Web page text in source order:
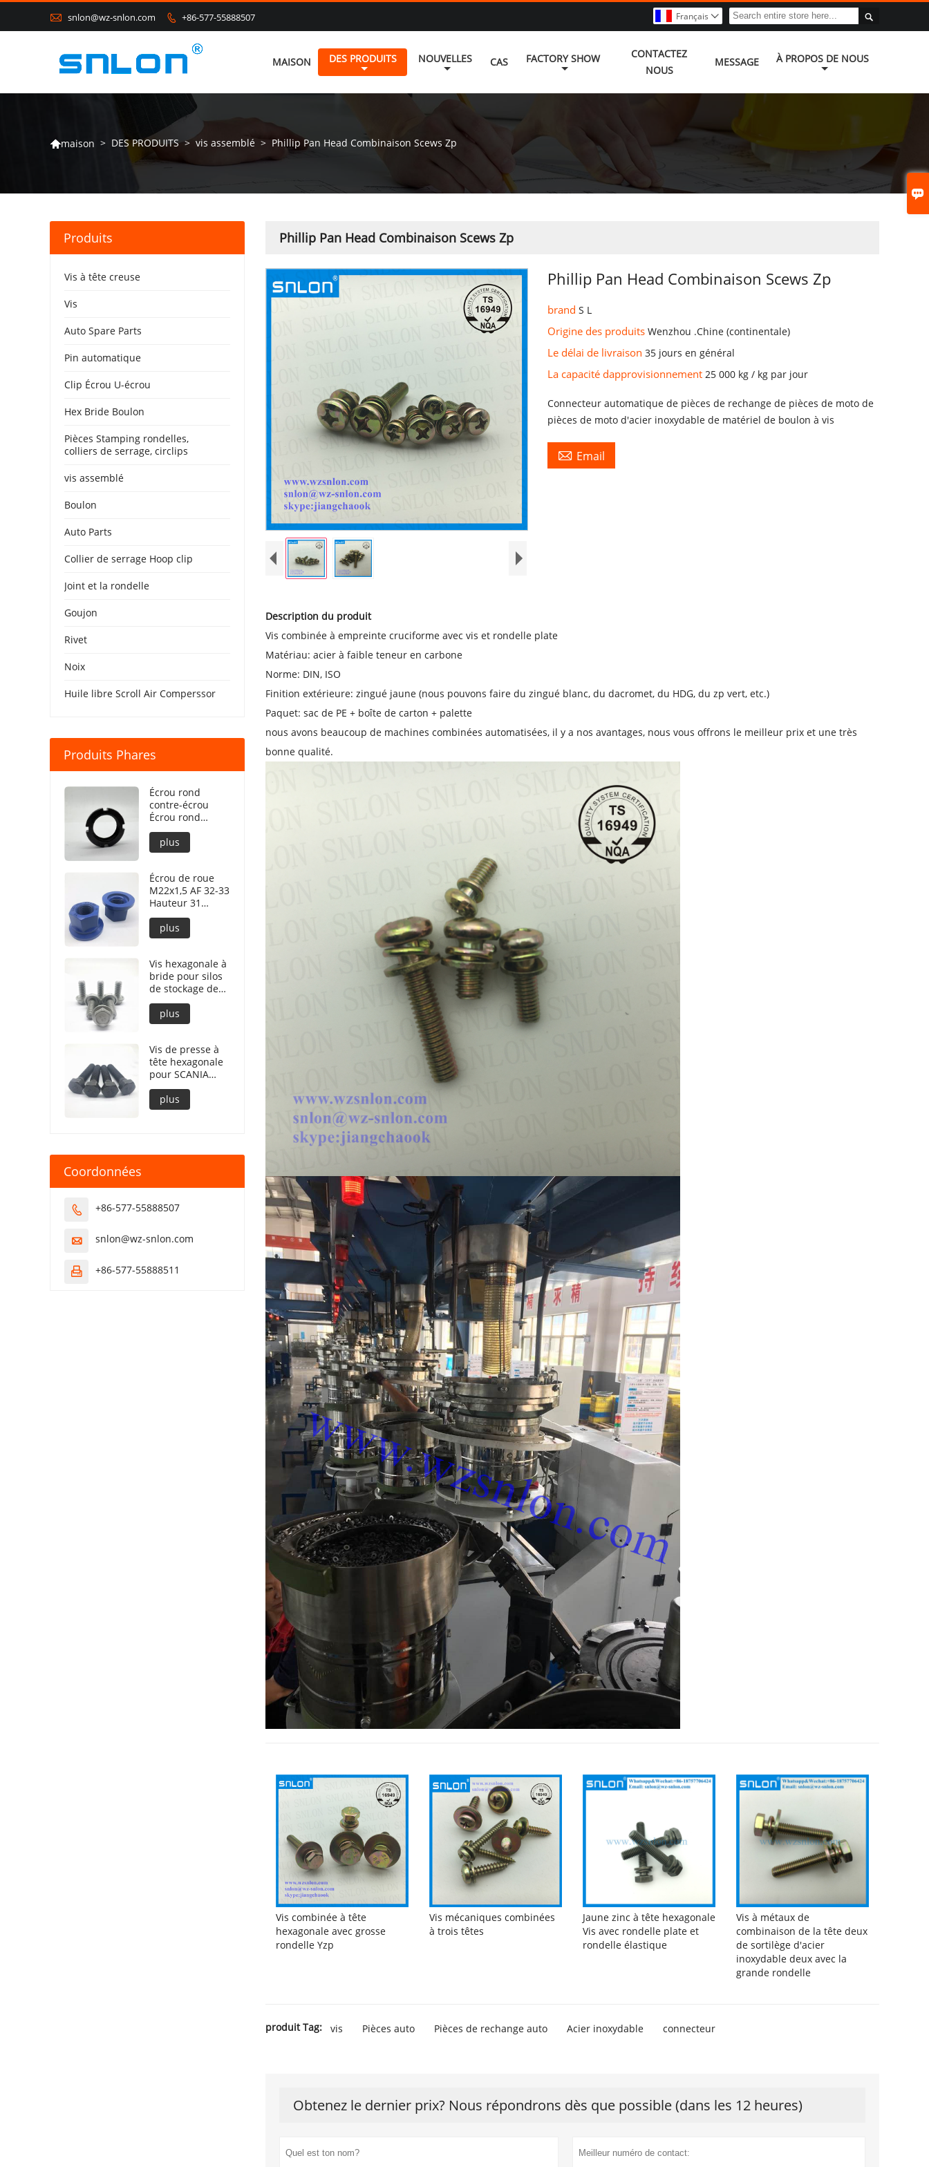

 snlon@wz-snlon.com  +86-577-55888507 
Français 
MAISON DES PRODUITS NOUVELLES CAS FACTORY SHOW
CONTACTEZ
NOUS
MESSAGE À PROPOS DE NOUS
maison > DES PRODUITS > vis assemblé > Phillip Pan Head Combinaison Scews Zp
Phillip Pan Head Combinaison Scews Zp
Phillip Pan Head Combinaison Scews Zp
brandS L
Origine des produitsWenzhou .Chine (continentale)
Le délai de livraison35 jours en général
La capacité dapprovisionnement 25 000 kg / kg par jour
Connecteur automatique de pièces de rechange de pièces de moto de
pièces de moto d'acier inoxydable de matériel de boulon à vis
 Email
Description du produit
Vis combinée à empreinte cruciforme avec vis et rondelle plate
Matériau: acier à faible teneur en carbone
Norme: DIN, ISO
Finition extérieure: zingué jaune (nous pouvons faire du zingué blanc, du dacromet, du HDG, du zp vert, etc.)
Paquet: sac de PE + boîte de carton + palette
nous avons beaucoup de machines combinées automatisées, il y a nos avantages, nous vous offrons le meilleur prix et une très
bonne qualité.
Vis combinée à tête
hexagonale avec grosse
rondelle Yzp
Vis mécaniques combinées
à trois têtes
Jaune zinc à tête hexagonale
Vis avec rondelle plate et
rondelle élastique
Vis à métaux de
combinaison de la tête deux
de sortilège d'acier
inoxydable deux avec la
grande rondelle
produit Tag: vis Pièces auto Pièces de rechange auto Acier inoxydable connecteur
Obtenez le dernier prix? Nous répondrons dès que possible (dans les 12 heures)
Produits
Vis à tête creuse
Vis
Auto Spare Parts
Pin automatique
Clip Écrou U-écrou
Hex Bride Boulon
Pièces Stamping rondelles,
colliers de serrage, circlips
vis assemblé
Boulon
Auto Parts
Collier de serrage Hoop clip
Joint et la rondelle
Goujon
Rivet
Noix
Huile libre Scroll Air Comperssor
Produits Phares
Écrou rond
contre-écrou
Écrou rond
contre-écrou
DIN981
plus
Écrou de roue
M22x1,5 AF 32-33
Hauteur 31
Revêtement PTFE
240h NSS
plus
Vis hexagonale à
bride pour silos
de stockage de
grains concave
sous bride
plus
Vis de presse à
tête hexagonale
pour SCANIA
STD3870
plus
Coordonnées
 +86-577-55888507
 snlon@wz-snlon.com
 +86-577-55888511